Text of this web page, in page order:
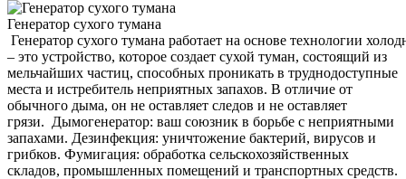
Генератор сухого тумана
Генератор сухого тумана работает на основе технологии
– это устройство, которое создает сухой туман, состоящий из
мельчайших частиц, способных проникать в труднодоступные
места и истребитель неприятных запахов. В отличие от
обычного дыма, он не оставляет следов и не оставляет
грязи. Дымогенератор: ваш союзник в борьбе с неприятными
запахами. Дезинфекция: уничтожение бактерий, вирусов и
грибков. Фумигация: обработка сельскохозяйственных
складов, промышленных помещений и транспортных средств.